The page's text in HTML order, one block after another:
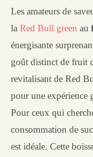
Les amateurs de
laRed Bull green au
énergisante
goût distinct de fruit
revitalisant de Red
pour une expérience
Pour ceux qui
consommation de
est idéale. Cette